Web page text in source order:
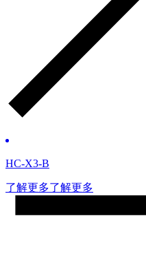
HC-X3-B
了解更多了解更多